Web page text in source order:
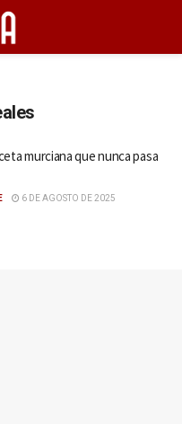
murciana que nunca pasa
6 DE AGOSTO DE 2025